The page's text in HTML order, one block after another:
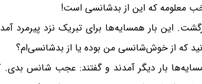
معلومه که این از بدشانسی است!
این بار همسایه‌ها برای تبریک نزد پیرمرد
که از خوش‌شانسی من بوده یا از بدشانسی‌ام؟
بار دیگر آمدند و گفتند: عجب شانس بدی.